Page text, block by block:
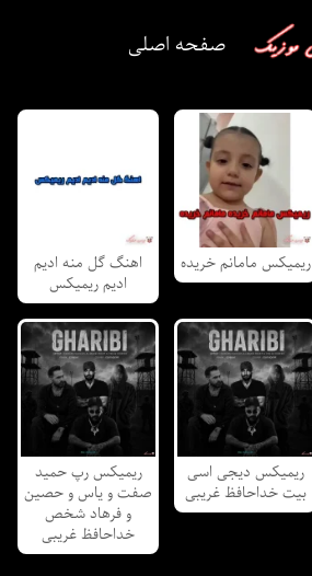
صفحه اصلی
ریمیکس مامانم خریده
اهنگ گل منه ادیم
ادیم ریمیکس
ریمیکس دیجی اسی
بیت خداحافظ غریبی
ریمیکس رپ حمید
صفت و یاس و حصین
و فرهاد شخص
خداحافظ غریبی